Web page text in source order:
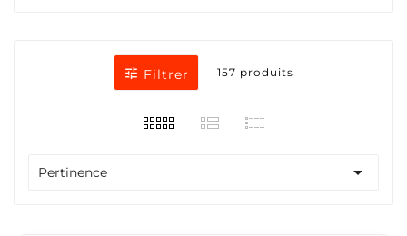
 Filtrer 157 produits
Pertinence 